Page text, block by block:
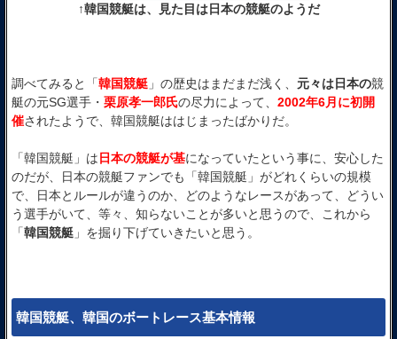
↑韓国競艇は、見た目は日本の競艇のようだ
調べてみると「韓国競艇 」の歴史はまだまだ浅く、 元々は日本の競
艇の元SG選手・ 栗原孝一郎氏の尽力によって、 2002年6月に初開
催されたようで、韓国競艇ははじまったばかりだ。
「韓国競艇」は 日本の競艇が基になっていたという事に、安心した
のだが、日本の競艇ファンでも「韓国競艇」がどれくらいの規模
で、日本とルールが違うのか、どのようなレースがあって、どうい
う選手がいて、等々、知らないことが多いと思うので、これから
「韓国競艇 」を掘り下げていきたいと思う。
韓国競艇、韓国のボートレース基本情報